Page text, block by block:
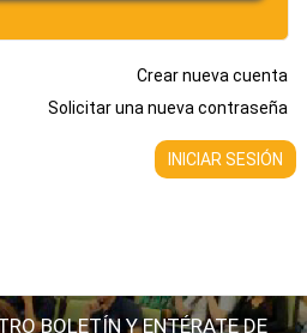
Crear nueva cuenta
Solicitar una nueva contraseña
BOLETÍN Y ENTÉRATE DE